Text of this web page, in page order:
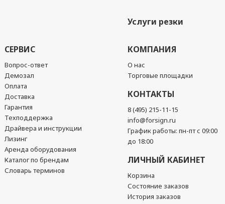
Услуги резки
СЕРВИС
Вопрос-ответ
Демозал
Оплата
Доставка
Гарантия
Техподдержка
Драйвера и инструкции
Лизинг
Аренда оборудования
Каталог по брендам
Словарь терминов
КОМПАНИЯ
О нас
Торговые площадки
КОНТАКТЫ
8 (495) 215-11-15
info@forsign.ru
График работы: пн-пт с 09:00
до 18:00
ЛИЧНЫЙ КАБИНЕТ
Корзина
Состояние заказов
История заказов